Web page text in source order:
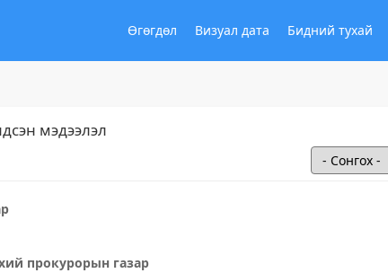
Өгөгдөл Визуал дата Бидний тухай
мэдээлэл
прокурорын газар